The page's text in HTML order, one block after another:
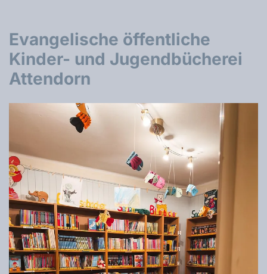
Evangelische öffentliche
Kinder- und Jugendbücherei
Attendorn